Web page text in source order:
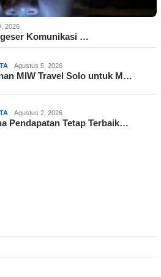
2026
Komunikasi …
Agustus 5, 2026
MIW Travel Solo untuk M…
Agustus 2, 2026
Pendapatan Tetap Terbaik…